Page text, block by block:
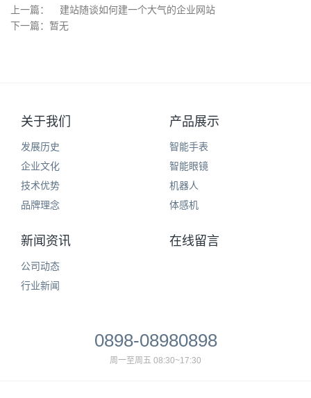
上一篇：
建站随谈如何建一个大气的企业网站
下一篇：暂无
关于我们
发展历史
企业文化
技术优势
品牌理念
产品展示
智能手表
智能眼镜
机器人
体感机
新闻资讯
公司动态
行业新闻
在线留言
0898-08980898
周一至周五 08:30~17:30